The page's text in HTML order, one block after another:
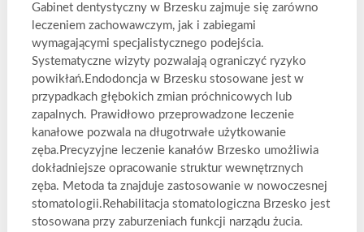
Gabinet dentystyczny w Brzesku zajmuje się zarówno
leczeniem zachowawczym, jak i zabiegami
wymagającymi specjalistycznego podejścia.
Systematyczne wizyty pozwalają ograniczyć ryzyko
powikłań.Endodoncja w Brzesku stosowane jest w
przypadkach głębokich zmian próchnicowych lub
zapalnych. Prawidłowo przeprowadzone leczenie
kanałowe pozwala na długotrwałe użytkowanie
zęba.Precyzyjne leczenie kanałów Brzesko umożliwia
dokładniejsze opracowanie struktur wewnętrznych
zęba. Metoda ta znajduje zastosowanie w nowoczesnej
stomatologii.Rehabilitacja stomatologiczna Brzesko jest
stosowana przy zaburzeniach funkcji narządu żucia.